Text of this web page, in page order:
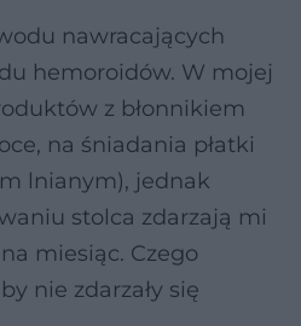
nawracających
hemoroidów. W mojej
z błonnikiem
na śniadania płatki
lnianym), jednak
stolca zdarzają mi
miesiąc. Czego
nie zdarzały się